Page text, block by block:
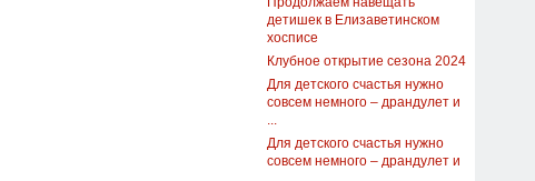
детишек в Елизаветинском
хосписе
Клубное открытие сезона 2024
Для детского счастья нужно
совсем немного – драндулет и
Для детского счастья нужно
совсем немного – драндулет и